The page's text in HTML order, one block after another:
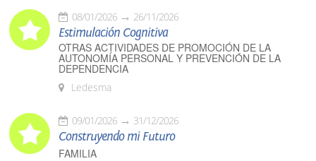
08/01/2026 26/11/2026
Estimulación Cognitiva
OTRAS ACTIVIDADES DE PROMOCIÓN DE LA
AUTONOMÍA PERSONAL Y PREVENCIÓN DE LA
DEPENDENCIA
Ledesma
09/01/2026 31/12/2026
Construyendo mi Futuro
FAMILIA